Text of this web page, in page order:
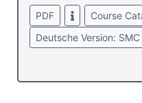
PDF
Course
Deutsche Version: SMC